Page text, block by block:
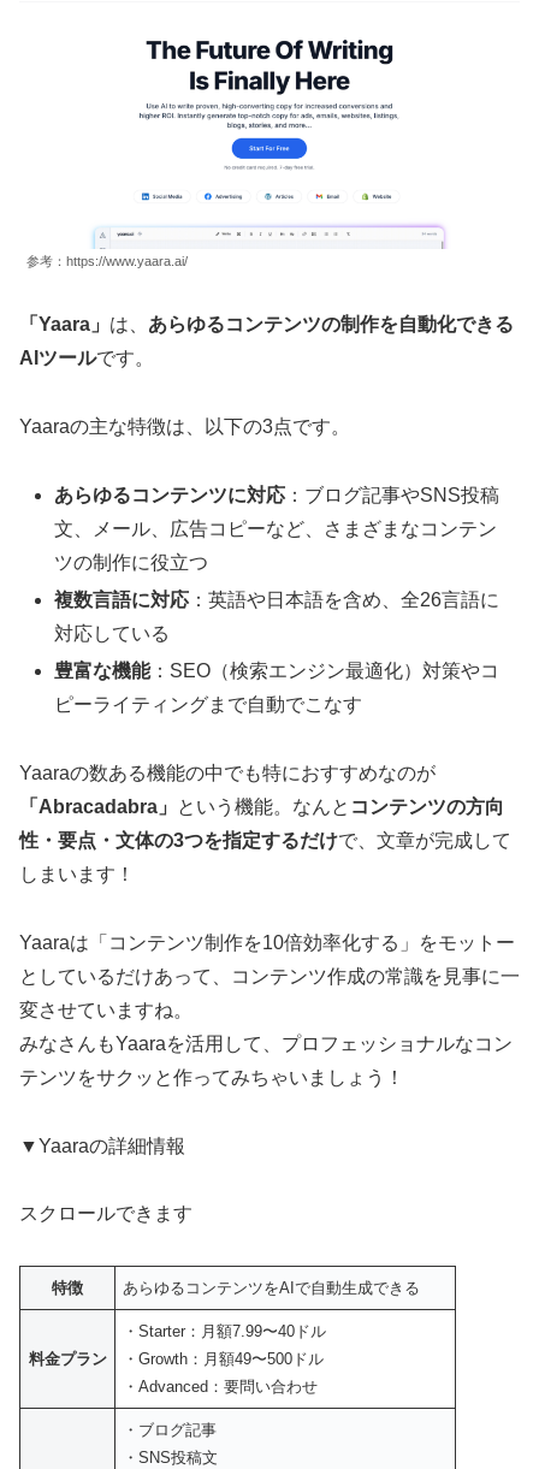
参考：https://www.yaara.ai/
「Yaara」 は、 あらゆるコンテンツの制作を自動化できる
AIツールです。
Yaaraの主な特徴は、以下の3点です。
あらゆるコンテンツに対応 ：ブログ記事やSNS投稿
文、メール、広告コピーなど、さまざまなコンテン
ツの制作に役立つ
複数言語に対応 ：英語や日本語を含め、全26言語に
対応している
豊富な機能：SEO（検索エンジン最適化）対策やコ
ピーライティングまで自動でこなす
Yaaraの数ある機能の中でも特におすすめなのが
「Abracadabra」
という機能。なんと コンテンツの方向
性・要点・文体の3つを指定するだけで、文章が完成して
しまいます！
Yaaraは「コンテンツ制作を10倍効率化する」をモットー
としているだけあって、コンテンツ作成の常識を見事に一
変させていますね。
みなさんもYaaraを活用して、プロフェッショナルなコン
テンツをサクッと作ってみちゃいましょう！
▼Yaaraの詳細情報
スクロールできます
特徴 あらゆるコンテンツをAIで自動生成できる
料金プラン
・Starter：月額7.99〜40ドル
・Growth：月額49〜500ドル
・Advanced：要問い合わせ
・ブログ記事
・SNS投稿文